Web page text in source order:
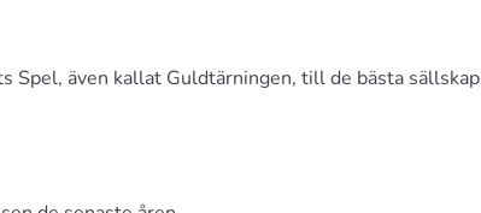
Spel, även kallat Guldtärningen, till de bästa